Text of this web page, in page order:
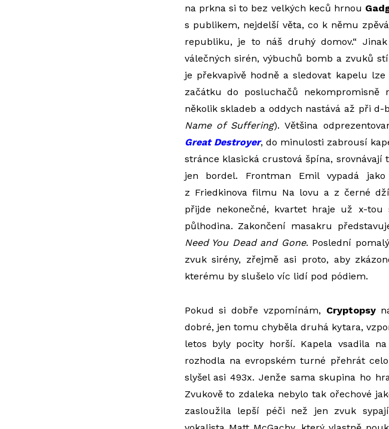
na prkna si to bez velkých keců hrnou
s publikem, nejdelší věta, co k němu
republiku, je to náš druhý domov.“
válečných sirén, výbuchů bomb a zvuků
je překvapivě hodně a sledovat kapelu
začátku do posluchačů
několik skladeb a oddych nastává až při
Name of Suffering). Většina
Great Destroyer, do minulosti zabrousí
stránce klasická crustová špína,
jen bordel. Frontman Emil vypadá
z Friedkinova filmu Na lovu a z černé
přijde nekonečné, kvartet hraje už x-
půlhodina. Zakončení masakru
Need You Dead and Gone. Poslední
zvuk sirény, zřejmě asi proto, aby
kterému by slušelo víc lidí pod pódiem.
Pokud si dobře vzpomínám, Cryptopsy
dobré, jen tomu chyběla druhá kytara,
letos byly pocity horší. Kapela vsadila
rozhodla na evropském turné přehrát
slyšel asi 493x. Jenže sama skupina ho
Zvukově to zdaleka nebylo tak ořechové
zasloužila lepší péči než jen zvuk